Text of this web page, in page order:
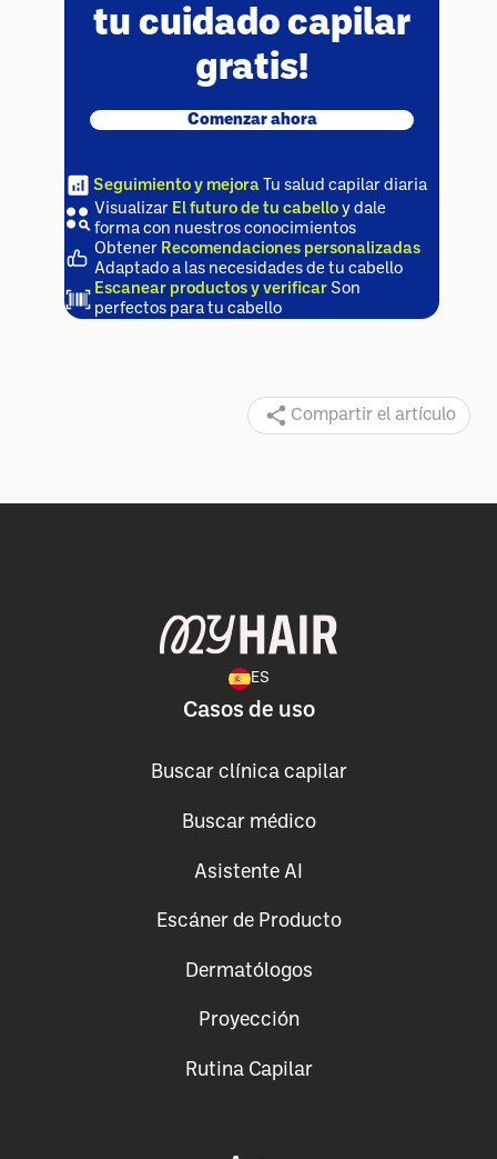
tu cuidado capilar
gratis!
Comenzar ahora
Seguimiento y mejora Tu salud capilar diaria
Visualizar El futuro de tu cabello y dale
forma con nuestros conocimientos
Obtener Recomendaciones personalizadas
Adaptado a las necesidades de tu cabello
Escanear productos y verificar Son
perfectos para tu cabello
Compartir el artículo
ES
Casos de uso
Buscar clínica capilar
Buscar médico
Asistente AI
Escáner de Producto
Dermatólogos
Proyección
Rutina Capilar